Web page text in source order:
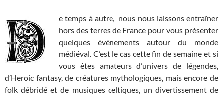
e temps à autre, nous nous laissons entraîner
hors des terres de France pour vous présenter
quelques événements autour du monde
médiéval. C’est le cas cette fin de semaine et si
vous êtes amateurs d’univers de légendes,
d’Heroic fantasy, de créatures mythologiques, mais encore de
folk débridé et de musiques celtiques, un divertissement de